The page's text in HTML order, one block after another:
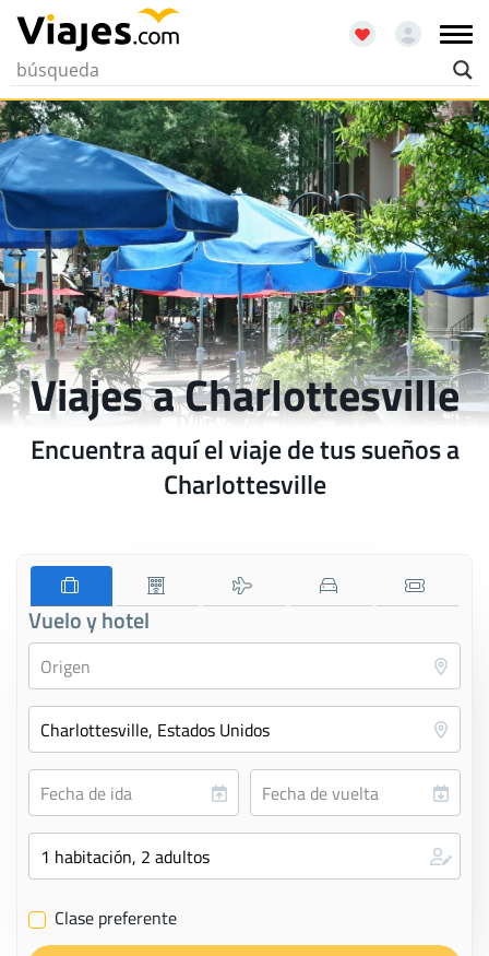
Viajes a Charlottesville
Encuentra aquí el viaje de tus sueños a
Charlottesville
Vuelo y hotel
✔ Clase preferente